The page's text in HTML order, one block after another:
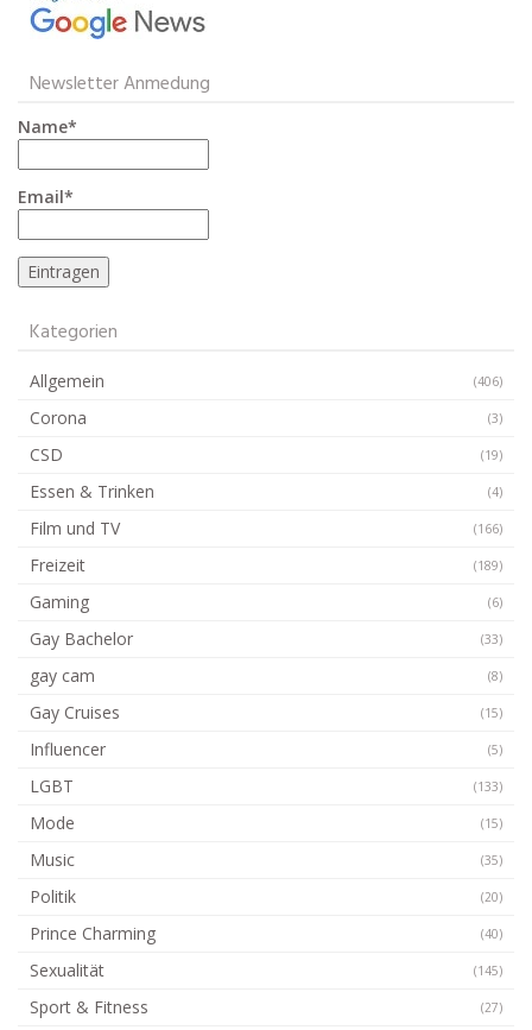
Newsletter Anmedung
Name*
Email*
Kategorien
Allgemein (406)
Corona (3)
CSD (19)
Essen & Trinken (4)
Film und TV (166)
Freizeit (189)
Gaming (6)
Gay Bachelor (33)
gay cam (8)
Gay Cruises (15)
Influencer (5)
LGBT (133)
Mode (15)
Music (35)
Politik (20)
Prince Charming (40)
Sexualität (145)
Sport & Fitness (27)